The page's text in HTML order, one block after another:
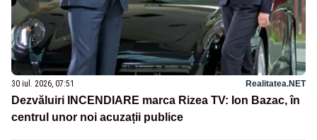
30 iul. 2026, 07:51 Realitatea.NET
Dezvăluiri INCENDIARE marca Rizea TV: Ion Bazac, în
centrul unor noi acuzații publice